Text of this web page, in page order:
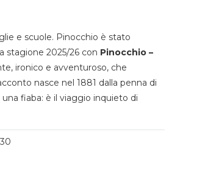
e scuole. Pinocchio è stato
stagione 2025/26 con Pinocchio –
ironico e avventuroso, che
nasce nel 1881 dalla penna di
fiaba: è il viaggio inquieto di